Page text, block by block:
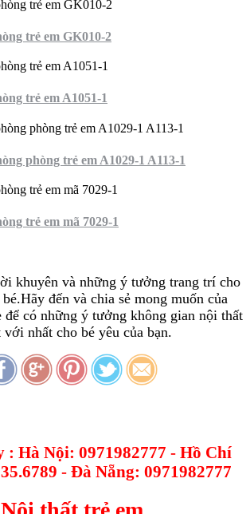
trẻ em GK010-2
trẻ em A1051-1
phòng trẻ em A1029-1 A113-1
trẻ em mã 7029-1
khuyên và những ý tưởng trang trí cho
đến và chia sẻ mong muốn của
có những ý tưởng không gian nội thất
với nhất cho bé yêu của bạn.
: Hà Nội: 0971982777 - Hồ Chí
- Đà Nẵng: 0971982777